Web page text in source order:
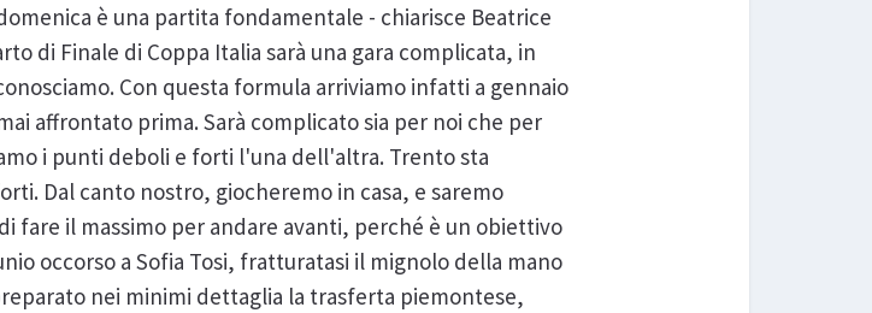
è una partita fondamentale - chiarisce Beatrice
di Finale di Coppa Italia sarà una gara complicata, in
Con questa formula arriviamo infatti a gennaio
affrontato prima. Sarà complicato sia per noi che per
i punti deboli e forti l'una dell'altra. Trento sta
Dal canto nostro, giocheremo in casa, e saremo
fare il massimo per andare avanti, perché è un obiettivo
occorso a Sofia Tosi, fratturatasi il mignolo della mano
nei minimi dettaglia la trasferta piemontese,